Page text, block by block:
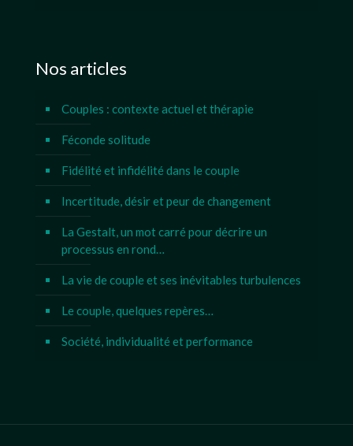
Nos articles
Couples : contexte actuel et thérapie
Féconde solitude
Fidélité et infidélité dans le couple
Incertitude, désir et peur de changement
La Gestalt, un mot carré pour décrire un
processus en rond…
La vie de couple et ses inévitables turbulences
Le couple, quelques repères…
Société, individualité et performance